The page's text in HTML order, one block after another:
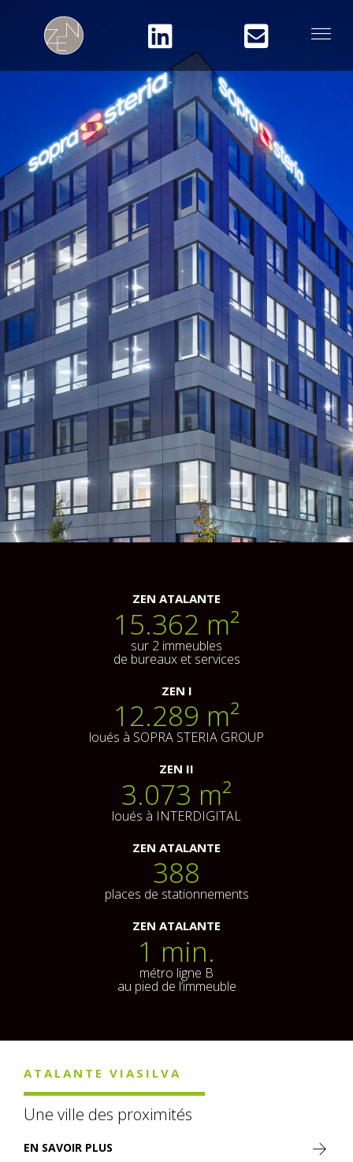
ZEN ATALANTE
15.362 m²
sur 2 immeubles
de bureaux et services
ZEN I
12.289 m²
loués à SOPRA STERIA GROUP
ZEN II
3.073 m²
loués à INTERDIGITAL
ZEN ATALANTE
388
places de stationnements
ZEN ATALANTE
1 min.
métro ligne B
au pied de l’immeuble
ATALANTE VIASILVA
Une ville des proximités
EN SAVOIR PLUS